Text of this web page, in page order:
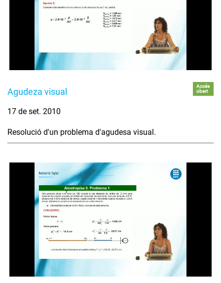
Agudeza visual
Accés
obert
17 de set. 2010
Resolució d'un problema d'agudesa visual.